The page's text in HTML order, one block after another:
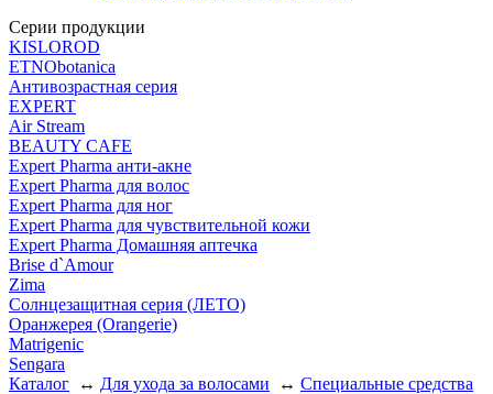
Серии продукции
KISLOROD
ETNObotanica
Антивозрастная серия
EXPERT
Air Stream
BEAUTY CAFЕ
Expert Pharma анти-акне
Expert Pharma для волос
Expert Pharma для ног
Expert Pharma для чувствительной кожи
Expert Pharma Домашняя аптечка
Brise d`Amour
Zima
Солнцезащитная серия (ЛЕТО)
Оранжерея (Orangerie)
Matrigenic
Sengara
Каталог ↔ Для ухода за волосами ↔ Специальные средства